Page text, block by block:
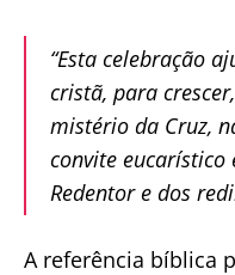
“Esta celebração
cristã, para
mistério da Cruz,
convite eucarístico
Redentor e dos
A referência bíblica